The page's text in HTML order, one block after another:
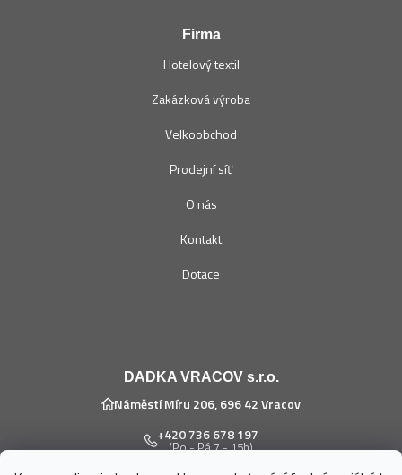
Firma
Hotelový textil
Zakázková výroba
Velkoobchod
Prodejní síť
O nás
Kontakt
Dotace
DADKA VRACOV s.r.o.
Náměstí Míru 206, 696 42 Vracov
+420 736 678 197
(Po - Pá 7 - 15h)